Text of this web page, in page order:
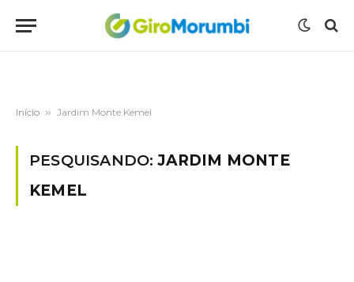
Início » Jardim Monte Kemel
PESQUISANDO:JARDIM MONTE
KEMEL